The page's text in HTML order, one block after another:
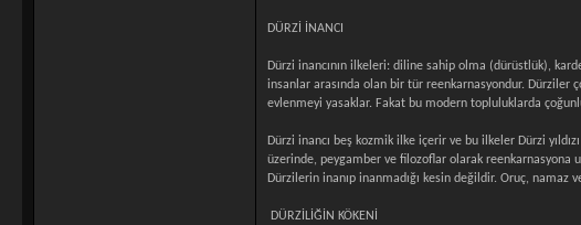
DÜRZİ İNANCI
Dürzi inancının ilkeleri: diline sahip olma (dürüstlük),
insanlar arasında olan bir tür reenkarnasyondur. Dürziler
evlenmeyi yasaklar. Fakat bu modern topluluklarda
Dürzi inancı beş kozmik ilke içerir ve bu ilkeler Dürzi
üzerinde, peygamber ve filozoflar olarak reenkarnasyona
Dürzilerin inanıp inanmadığı kesin değildir. Oruç,
DÜRZİLİĞİN KÖKENİ